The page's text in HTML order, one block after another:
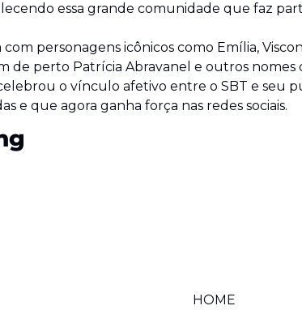
essa grande comunidade que faz
personagens icônicos como Emília,
de perto Patrícia Abravanel e outros nomes
o vínculo afetivo entre o SBT e seu
e que agora ganha força nas redes sociais.
HOME